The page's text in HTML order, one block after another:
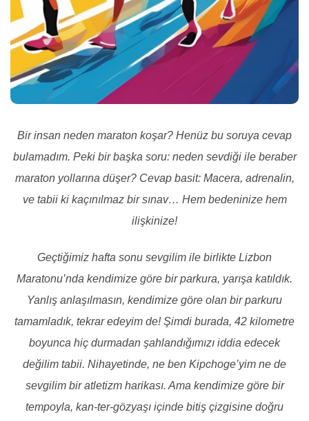
Bir insan neden maraton koşar? Henüz bu soruya cevap
bulamadım. Peki bir başka soru: neden sevdiği ile beraber
maraton yollarına düşer? Cevap basit: Macera, adrenalin,
ve tabii ki kaçınılmaz bir sınav… Hem bedeninize hem
ilişkinize!
Geçtiğimiz hafta sonu sevgilim ile birlikte Lizbon
Maratonu’nda kendimize göre bir parkura, yarışa katıldık.
Yanlış anlaşılmasın, kendimize göre olan bir parkuru
tamamladık, tekrar edeyim de! Şimdi burada, 42 kilometre
boyunca hiç durmadan şahlandığımızı iddia edecek
değilim tabii. Nihayetinde, ne ben Kipchoge’yim ne de
sevgilim bir atletizm harikası. Ama kendimize göre bir
tempoyla, kan-ter-gözyaşı içinde bitiş çizgisine doğru